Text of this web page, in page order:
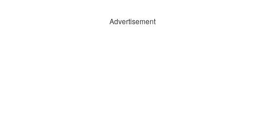
Advertisement